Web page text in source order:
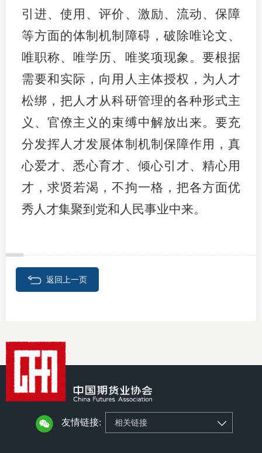
引进、使用、评价、激励、流动、保障
等方面的体制机制障碍，破除唯论文、
唯职称、唯学历、唯奖项现象。要根据
需要和实际，向用人主体授权，为人才
松绑，把人才从科研管理的各种形式主
义、官僚主义的束缚中解放出来。要充
分发挥人才发展体制机制保障作用，真
心爱才、悉心育才、倾心引才、精心用
才，求贤若渴，不拘一格，把各方面优
秀人才集聚到党和人民事业中来。
返回上一页
友情链接: 相关链接